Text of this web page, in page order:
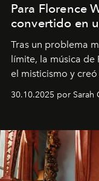
Para Florence
convertido en
Tras un problema
límite, la música de
el misticismo y creó
álbumes más
30.10.2025 por Sarah